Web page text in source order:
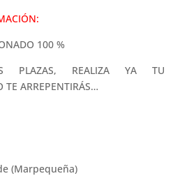
100 %
PLAZAS, REALIZA YA TU
TE ARREPENTIRÁS…
(Marpequeña)